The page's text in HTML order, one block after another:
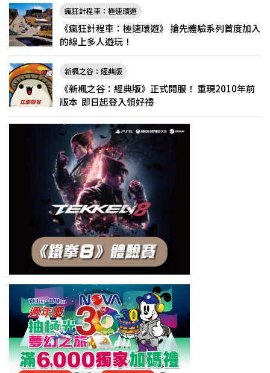
瘋狂計程車：極速環遊
《瘋狂計程車：極速環遊》 搶先體驗系列首度加入
的線上多人遊玩！
新楓之谷：經典版
《新楓之谷：經典版》正式開服！ 重現2010年前
版本 即日起登入領好禮